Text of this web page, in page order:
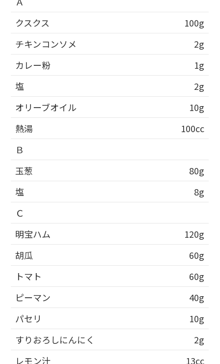
クスクス
100g
チキンコンソメ
2g
カレー粉
1g
塩
2g
オリーブオイル
10g
熱湯
100cc
Ｂ
玉葱
80g
塩
8g
Ｃ
明宝ハム
120g
胡瓜
60g
トマト
60g
ピーマン
40g
パセリ
10g
すりおろしにんにく
2g
レモン汁
13cc